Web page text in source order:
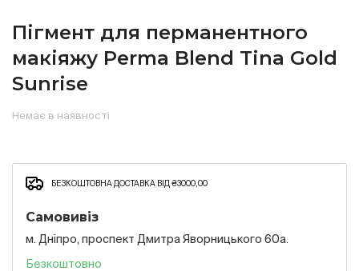
Пігмент для перманентного
макіяжу Perma Blend Tina Gold
Sunrise
Немає в наявності
БЕЗКОШТОВНА ДОСТАВКА ВІД ₴3000,00
Самовивіз
м. Дніпро, проспект Дмитра Яворницького 60а.
Безкоштовно